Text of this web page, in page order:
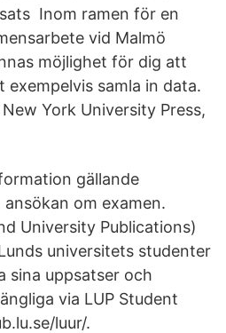
Inom ramen för en
vid Malmö
möjlighet för dig att
samla in data.
York University Press,
gällande
om examen.
University Publications)
universitets studenter
sina uppsatser och
via LUP Student
luur/.